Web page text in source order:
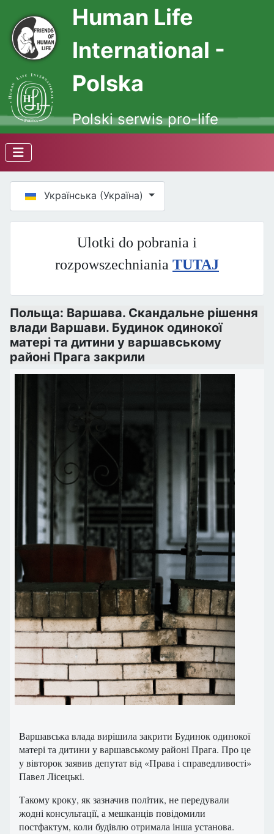
Human Life
International -
Polska
Polski serwis pro-life
Оберіть свою мову
Українська (Україна)
Ulotki do pobrania i
rozpowszechniania TUTAJ
Польща: Варшава. Скандальне рішення
влади Варшави. Будинок одинокої
матері та дитини у варшавському
районі Прага закрили
Варшавська влада вирішила закрити Будинок одинокої
матері та дитини у варшавському районі Прага. Про це
у вівторок заявив депутат від «Права і справедливості»
Павел Лісецькі.
Такому кроку, як зазначив політик, не передували
жодні консультації, а мешканців повідомили
постфактум, коли будівлю отримала інша установа.